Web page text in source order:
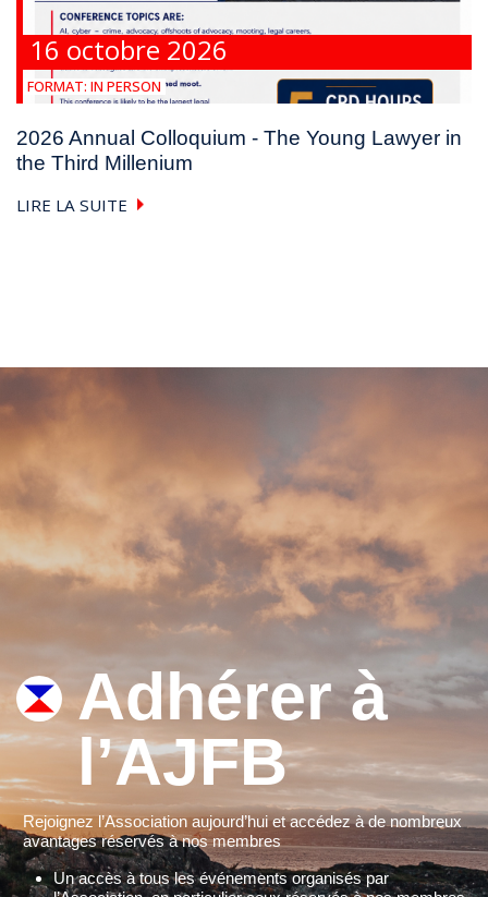
16 octobre 2026
FORMAT: IN PERSON
2026 Annual Colloquium - The Young Lawyer in
the Third Millenium
LIRE LA SUITE
Adhérer à
l’AJFB
Rejoignez l’Association aujourd’hui et accédez à de nombreux
avantages réservés à nos membres
Un accès à tous les événements organisés par